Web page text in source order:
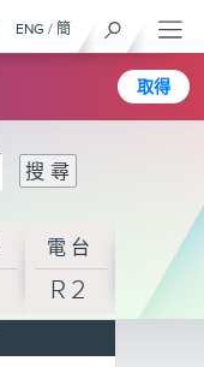
取得
ENG / 簡
電台
R2